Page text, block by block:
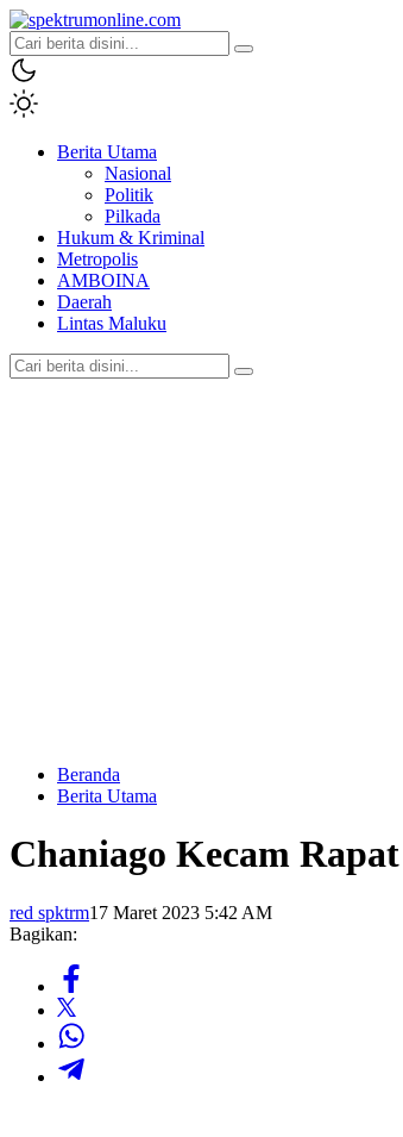
spektrumonline.com
Berita Utama
Nasional
Politik
Pilkada
Hukum & Kriminal
Metropolis
AMBOINA
Daerah
Lintas Maluku
Beranda
Berita Utama
Chaniago Kecam
red spktrm17 Maret 2023 5:42 AM
Bagikan: